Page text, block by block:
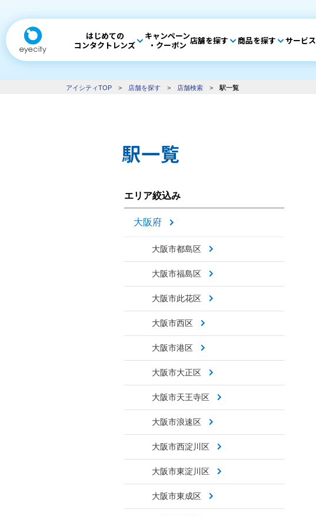
はじめての
コンタクトレンズ
キャンペーン
・クーポン 店舗を探す 商品を探す サービス
アイシティTOP > 店舗を探す > 店舗検索 > 駅一覧
駅一覧
エリア絞込み
大阪府
大阪市都島区
大阪市福島区
大阪市此花区
大阪市西区
大阪市港区
大阪市大正区
大阪市天王寺区
大阪市浪速区
大阪市西淀川区
大阪市東淀川区
大阪市東成区